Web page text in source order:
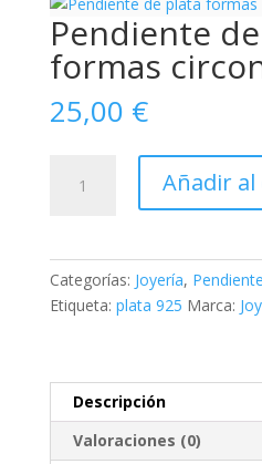
Pendiente
formas
25,00 €
circonita
cantidad
Añadir
Categorías: Joyería,
Etiqueta: plata 925 Marca:
Descripción
Valoraciones (0)